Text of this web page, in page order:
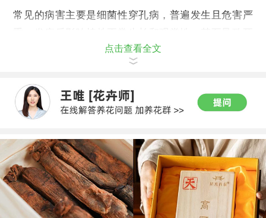
常见的病害主要是细菌性穿孔病，普遍发生且危害严
点击查看全文